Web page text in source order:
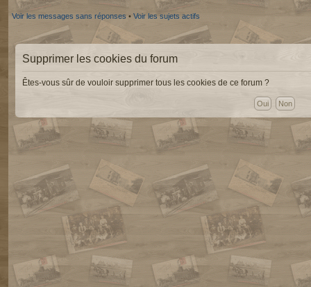
Voir les messages sans réponses • Voir les sujets actifs
Supprimer les cookies du forum
Êtes-vous sûr de vouloir supprimer tous les cookies de ce forum ?